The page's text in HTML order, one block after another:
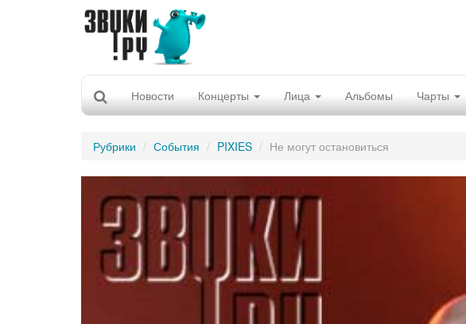
Новости Концерты Лица Альбомы Чарты
Рубрики События PIXIES Не могут остановиться